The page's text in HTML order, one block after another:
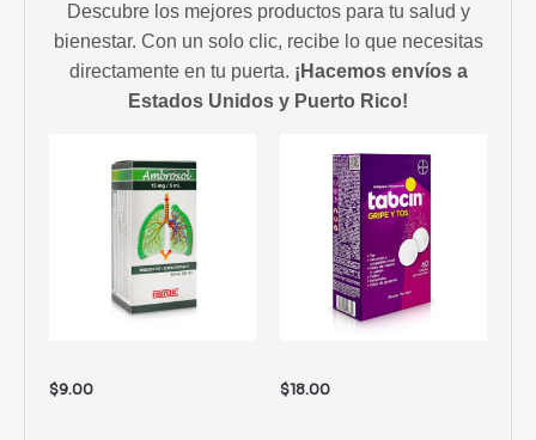
Descubre los mejores productos para tu salud y
bienestar. Con un solo clic, recibe lo que necesitas
directamente en tu puerta. ¡Hacemos envíos a
Estados Unidos y Puerto Rico!
$9.00 $18.00